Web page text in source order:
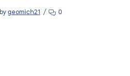
by geomich21 0